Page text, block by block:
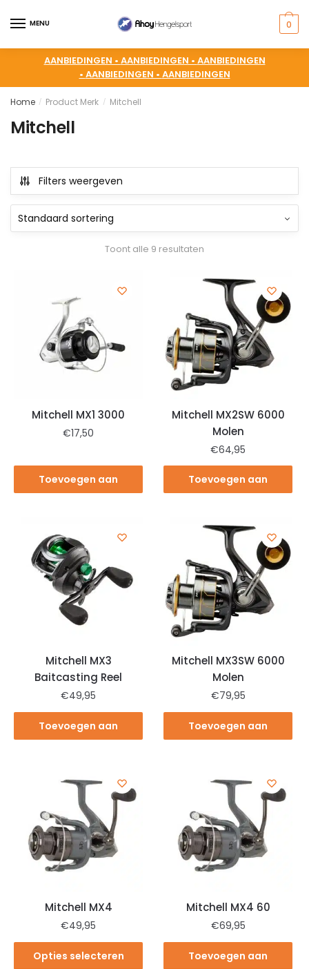
MENU 0
AANBIEDINGEN • AANBIEDINGEN • AANBIEDINGEN
• AANBIEDINGEN • AANBIEDINGEN
Home / Product Merk / Mitchell
Mitchell
Filters weergeven
Toont alle 9 resultaten
Mitchell MX1 3000
€17,50
Toevoegen aan
Mitchell MX2SW 6000
Molen
€64,95
Toevoegen aan
Mitchell MX3
Baitcasting Reel
€49,95
Toevoegen aan
Mitchell MX3SW 6000
Molen
€79,95
Toevoegen aan
Mitchell MX4
€49,95
Opties selecteren
Mitchell MX4 60
€69,95
Toevoegen aan